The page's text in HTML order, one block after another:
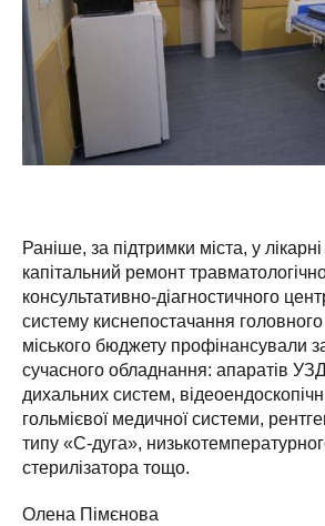
Раніше, за підтримки міста, у
капітальний ремонт
консультативно-діагностичного
систему киснепостачання
міського бюджету профінансували
сучасного обладнання: апаратів
дихальних систем,
гольмієвої медичної системи,
типу «С-дуга»,
стерилізатора тощо.
Олена Пімєнова